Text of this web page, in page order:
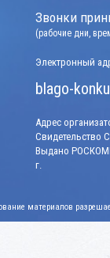
Звонки
(рабочие дни,
Электронный
blago-
Адрес
Свидетельство
Выдано
г.
материалов